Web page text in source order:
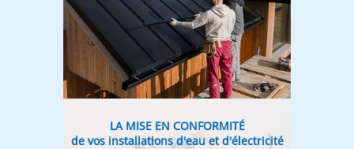
LA MISE EN CONFORMITÉ
de vos installations d'eau et d'électricité